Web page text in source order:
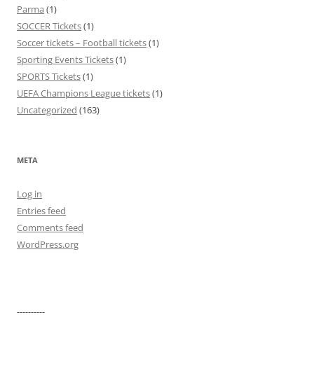
Parma (1)
SOCCER Tickets(1)
Soccer tickets – Football tickets(1)
Sporting Events Tickets(1)
SPORTS Tickets(1)
UEFA Champions League tickets(1)
Uncategorized (163)
META
Log in
Entries feed
Comments feed
WordPress.org
----------